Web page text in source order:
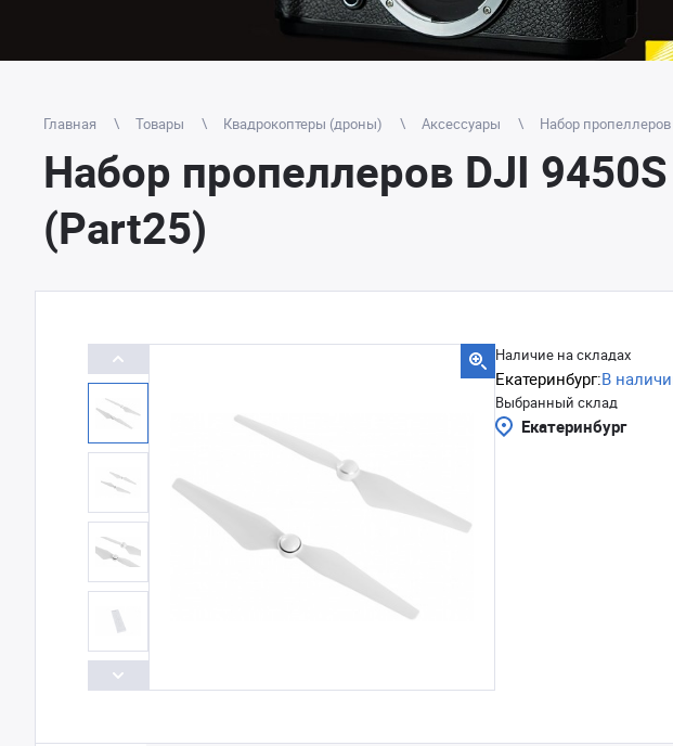
Главная Товары Квадрокоптеры (дроны) Аксессуары Набор
Набор пропеллеров DJI
(Part25)
Наличие на складах
Екатеринбург:В
Выбранный склад
Екатеринбург